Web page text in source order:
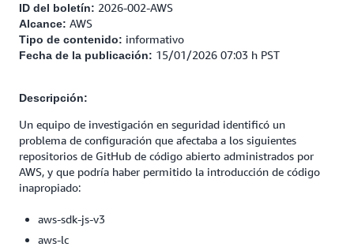
ID del boletín: 2026-002-AWS
Alcance: AWS
Tipo de contenido: informativo
Fecha de la publicación: 15/01/2026 07:03 h PST
Descripción:
Un equipo de investigación en seguridad identificó un
problema de configuración que afectaba a los siguientes
repositorios de GitHub de código abierto administrados por
AWS, y que podría haber permitido la introducción de código
inapropiado:
aws-sdk-js-v3
aws-lc